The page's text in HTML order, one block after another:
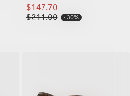
$147.70
$211.00
30%